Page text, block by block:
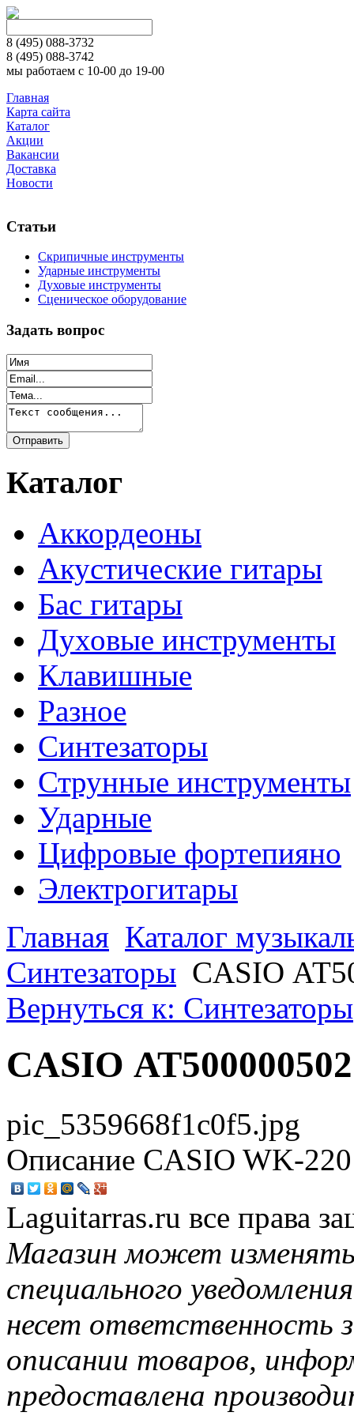
8 (495) 088-3732
8 (495) 088-3742
мы работаем с 10-00 до 19-00
Главная
Карта сайта
Каталог
Акции
Вакансии
Доставка
Новости
Статьи
Скрипичные инструменты
Ударные инструменты
Духовые инструменты
Сценическое оборудование
Задать вопрос
Каталог
Аккордеоны
Акустические гитары
Бас гитары
Духовые инструменты
Клавишные
Разное
Синтезаторы
Струнные инструменты
Ударные
Цифровые фортепияно
Электрогитары
Главная Каталог
Синтезаторы CASIO
Вернуться к: Синтезаторы
CASIO АТ500000502
pic_5359668f1c0f5.jpg
Описание CASIO WK-
Laguitarras.ru все права
Магазин может
специального
несет ответственность
описании товаров,
предоставлена